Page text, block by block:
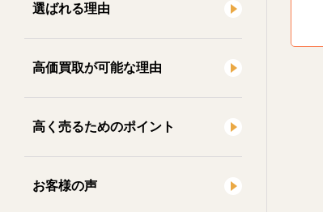
選ばれる理由
高価買取が可能な理由
高く売るためのポイント
お客様の声